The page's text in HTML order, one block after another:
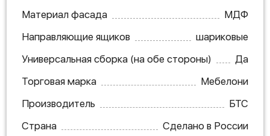
Материал фасада
МДФ
Направляющие ящиков
шариковые
Универсальная сборка (на обе стороны)
Да
Торговая марка
Мебелони
Производитель
БТС
Страна
Сделано в России